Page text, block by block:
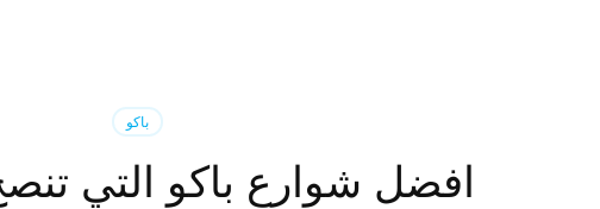
باكو
افضل شوارع باكو التي تنصح